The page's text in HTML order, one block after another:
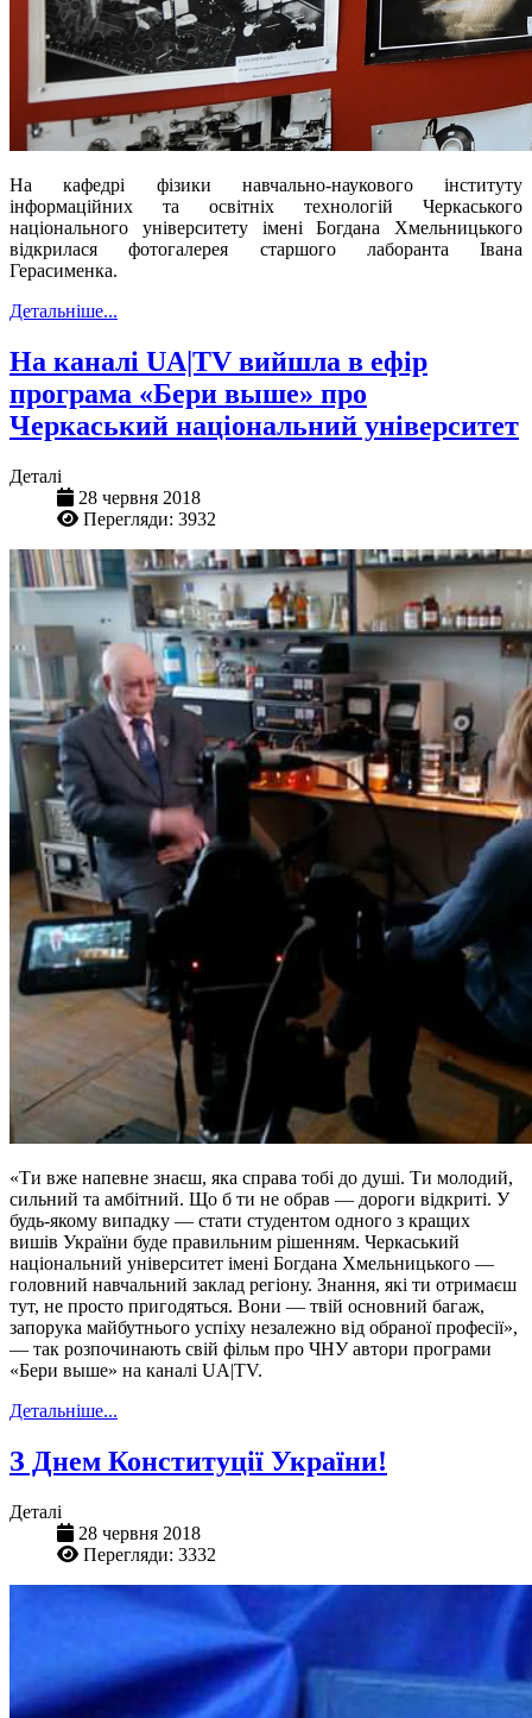
На кафедрі фізики навчально-наукового інституту
інформаційних та освітніх технологій Черкаського
національного університету імені Богдана Хмельницького
відкрилася фотогалерея старшого лаборанта Івана
Герасименка.
Детальніше...
На каналі UA|TV вийшла в ефір
програма «Бери выше» про
Черкаський національний університет
Деталі
28 червня 2018
Перегляди: 3932
«Ти вже напевне знаєш, яка справа тобі до душі. Ти молодий,
сильний та амбітний. Що б ти не обрав — дороги відкриті. У
будь-якому випадку — стати студентом одного з кращих
вишів України буде правильним рішенням. Черкаський
національний університет імені Богдана Хмельницького —
головний навчальний заклад регіону. Знання, які ти отримаєш
тут, не просто пригодяться. Вони — твій основний багаж,
запорука майбутнього успіху незалежно від обраної професії»,
— так розпочинають свій фільм про ЧНУ автори програми
«Бери выше» на каналі UA|TV.
Детальніше...
З Днем Конституції України!
Деталі
28 червня 2018
Перегляди: 3332